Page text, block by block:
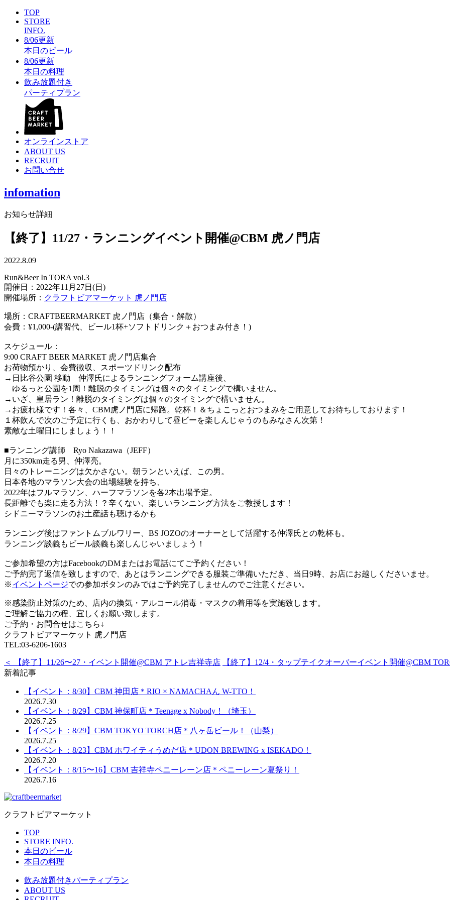
TOP
STORE
INFO.
8/06更新
本日のビール
8/06更新
本日の料理
飲み放題付き
パーティプラン
オンラインストア
ABOUT US
RECRUIT
お問い合せ
infomation
お知らせ詳細
【終了】11/27・ランニングイベント開催@CBM 虎ノ門店
2022.8.09
Run&Beer In TORA vol.3
開催日：2022年11月27日(日)
開催場所： クラフトビアマーケット 虎ノ門店
場所：CRAFTBEERMARKET 虎ノ門店（集合・解散）
会費：¥1,000-(講習代、ビール1杯+ソフトドリンク＋おつまみ付き！)
スケジュール：
9:00 CRAFT BEER MARKET 虎ノ門店集合
お荷物預かり、会費徴収、スポーツドリンク配布
→日比谷公園 移動 仲澤氏によるランニングフォーム講座後、
ゆるっと公園を1周！離脱のタイミングは個々のタイミングで構いません。
→いざ、皇居ラン！離脱のタイミングは個々のタイミングで構いません。
→お疲れ様です！各々、CBM虎ノ門店に帰路。乾杯！＆ちょこっとおつまみをご用意してお待ちしております！
１杯飲んで次のご予定に行くも、おかわりして昼ビーを楽しんじゃうのもみなさん次第！
素敵な土曜日にしましょう！！
■ランニング講師 Ryo Nakazawa（JEFF）
月に350km走る男、仲澤亮。
日々のトレーニングは欠かさない。朝ランといえば、この男。
日本各地のマラソン大会の出場経験を持ち、
2022年はフルマラソン、ハーフマラソンを各2本出場予定。
長距離でも楽に走る方法！？辛くない、楽しいランニング方法をご教授します！
シドニーマラソンのお土産話も聴けるかも
ランニング後はファントムブルワリー、BS JOZOのオーナーとして活躍する仲澤氏との乾杯も。
ランニング談義もビール談義も楽しんじゃいましょう！
ご参加希望の方はFacebookのDMまたはお電話にてご予約ください！
ご予約完了返信を致しますので、あとはランニングできる服装ご準備いただき、当日9時、お店にお越しくださいませ。
※イベントページでの参加ボタンのみではご予約完了しませんのでご注意ください。
※感染防止対策のため、店内の換気・アルコール消毒・マスクの着用等を実施致します。
ご理解ご協力の程、宜しくお願い致します。
ご予約・お問合せはこちら↓
クラフトビアマーケット 虎ノ門店
TEL:03-6206-1603
＜ 【終了】11/26〜27・イベント開催@CBM アトレ吉祥寺店
【終了】12/4・タップテイクオーバーイベント開催@CBM
新着記事
【イベント：8/30】CBM 神田店＊RIO × NAMACHAん W-TTO！
2026.7.30
【イベント：8/29】CBM 神保町店＊Teenage x Nobody！（埼玉）
2026.7.25
【イベント：8/29】CBM TOKYO TORCH店＊八ヶ岳ビール！（山梨）
2026.7.25
【イベント：8/23】CBM ホワイティうめだ店＊UDON BREWING x ISEKADO！
2026.7.20
【イベント：8/15〜16】CBM 吉祥寺ペニーレーン店＊ペニーレーン夏祭り！
2026.7.16
クラフトビアマーケット
TOP
STORE INFO.
本日のビール
本日の料理
飲み放題付きパーティプラン
ABOUT US